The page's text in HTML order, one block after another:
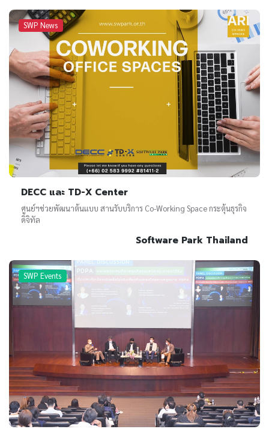
SWP News
DECC และ TD-X Center
ศูนย์ฯช่วยพัฒนาต้นแบบ สานรับบริการ Co-Working Space กระตุ้นธุรกิจ
ดิจิทัล
Software Park Thailand
SWP Events